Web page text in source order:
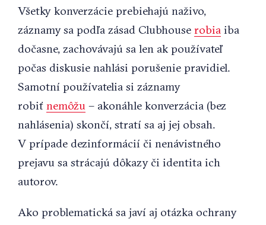
Všetky konverzácie prebiehajú naživo,
záznamy sa podľa zásad Clubhouse robia iba
dočasne, zachovávajú sa len ak používateľ
počas diskusie nahlási porušenie pravidiel.
Samotní používatelia si záznamy
robiť nemôžu – akonáhle konverzácia (bez
nahlásenia) skončí, stratí sa aj jej obsah.
V prípade dezinformácií či nenávistného
prejavu sa strácajú dôkazy či identita ich
autorov.
Ako problematická sa javí aj otázka ochrany